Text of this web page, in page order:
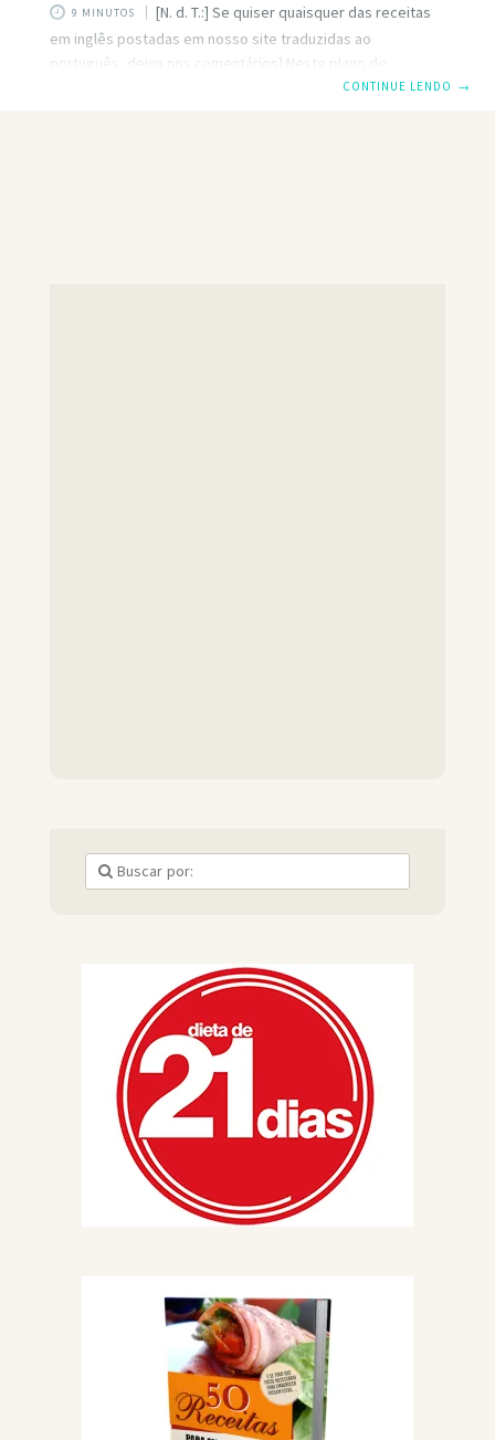
9 MINUTOS
[N. d. T.:] Se quiser quaisquer das receitas
em inglês postadas em nosso site traduzidas ao
português, deixe nos comentários] Neste plano de
refeições vegana de 7 dias, incluímos uma variedade de
CONTINUE LENDO →